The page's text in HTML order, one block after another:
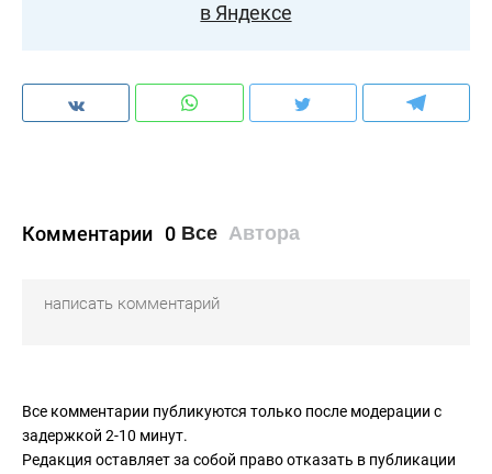
в Яндексе
Комментарии 0 Все Автора
Все комментарии публикуются только после модерации с
задержкой 2-10 минут.
Редакция оставляет за собой право отказать в публикации